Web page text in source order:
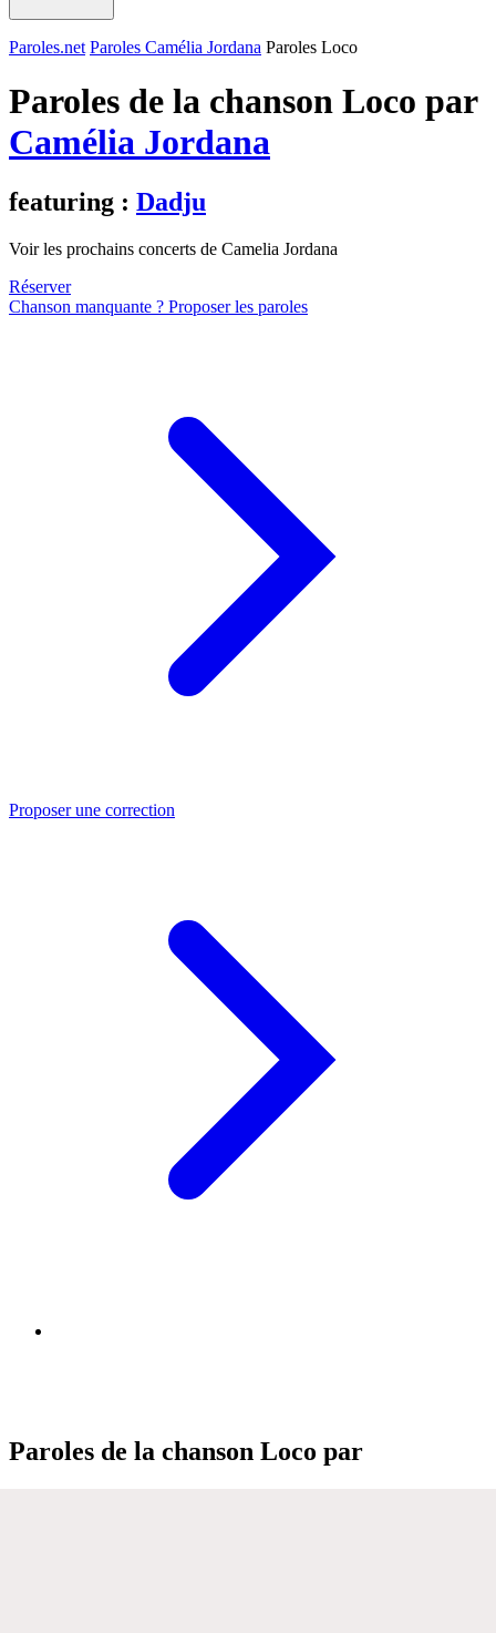
Paroles.net Paroles Camélia Jordana Paroles Loco
Paroles de la chanson Loco par
Camélia Jordana
featuring : Dadju
Voir les prochains concerts de Camelia Jordana
Réserver
Chanson manquante ? Proposer les paroles
Proposer une correction
Paroles de la chanson Loco par